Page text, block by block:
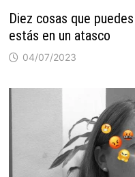
Diez cosas que
estás en un atasco
04/07/2023